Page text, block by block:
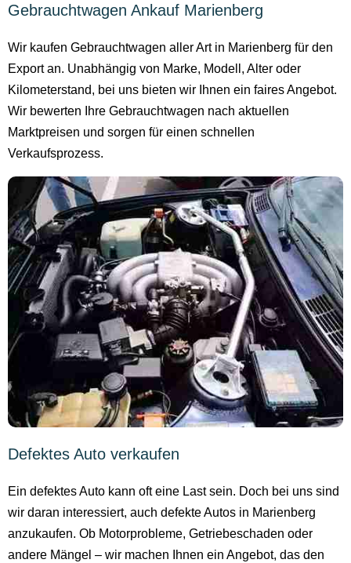
Gebrauchtwagen Ankauf Marienberg
Wir kaufen Gebrauchtwagen aller Art in Marienberg für den
Export an. Unabhängig von Marke, Modell, Alter oder
Kilometerstand, bei uns bieten wir Ihnen ein faires Angebot.
Wir bewerten Ihre Gebrauchtwagen nach aktuellen
Marktpreisen und sorgen für einen schnellen
Verkaufsprozess.
Defektes Auto verkaufen
Ein defektes Auto kann oft eine Last sein. Doch bei uns sind
wir daran interessiert, auch defekte Autos in Marienberg
anzukaufen. Ob Motorprobleme, Getriebeschaden oder
andere Mängel – wir machen Ihnen ein Angebot, das den